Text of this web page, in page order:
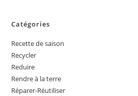
Catégories
Recette de saison
Recycler
Reduire
Rendre à la terre
Réparer-Réutiliser